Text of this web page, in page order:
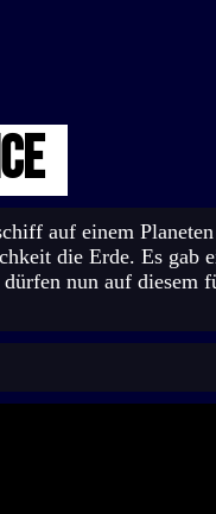
auf einem
die Erde. Es gab
nun auf diesem